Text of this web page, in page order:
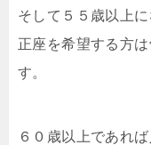
そして５５歳以上
正座を希望する方
す。
６０歳以上であれ